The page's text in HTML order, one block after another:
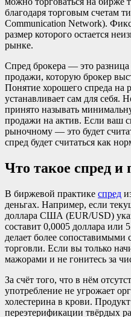
благодаря торговым счетам
Communication Network).
размер которого остается
рынке.
Спред брокера — это
продажи, которую брокер
Понятие хорошего спреда
устанавливает сам для себя.
принято называть
продажи на актив. Если ваш
рыночному — это будет
спред будет считаться как
Что такое спред и
В биржевой практике спред
деньгах. Например, если
доллара США (EUR/USD)
составит 0,0005 доллара или
делает более
торговли. Если вы только
мажорами и не гонитесь за
За счёт того, что в нём
употребление не угрожает
холестерина в крови.
переэтерификации твёрдых